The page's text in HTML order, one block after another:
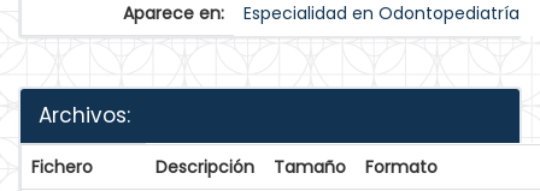
Aparece en:
Especialidad en Odontopediatría
Archivos:
Fichero Descripción Tamaño Formato